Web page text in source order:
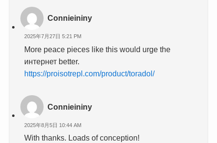
Connieininy
2025年7月27日 5:21 PM
More peace pieces like this would urge the
интернет better.
https://proisotrepl.com/product/toradol/
Connieininy
2025年8月5日 10:44 AM
With thanks. Loads of conception!